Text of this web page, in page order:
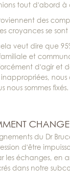
tout d’abord
des
croyances se
veut dire que
et
d’agir et
nous
nous sommes fixés.
du Dr
d’être
les échanges, en
dans notre